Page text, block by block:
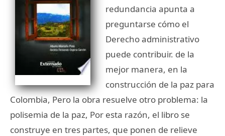
redundancia apunta a
preguntarse cómo el
Derecho administrativo
puede contribuir. de la
mejor manera, en la
construcción de la paz para
Colombia, Pero la obra resuelve otro problema: la
polisemia de la paz, Por esta razón, el libro se
construye en tres partes, que ponen de relieve